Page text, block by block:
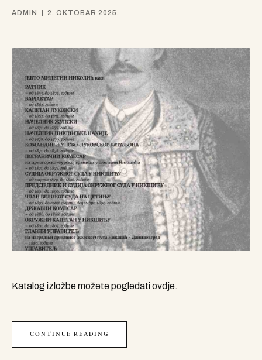
ADMIN 2. OKTOBAR 2025.
Katalog izložbe možete pogledati ovdje.
CONTINUE READING